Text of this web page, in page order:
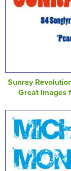
Sunray
Great Images